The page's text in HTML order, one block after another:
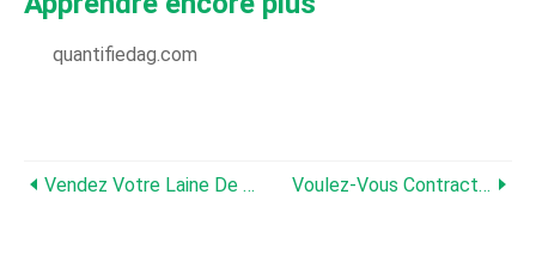
quantifiedag.com
Vendez Votre Laine De Mouton Voulez-Vous Contracter Des Porcs D'alimentation ? Voici Ce Que Vous Devez Savoir